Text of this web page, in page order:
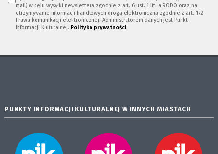
mail) w celu wysyłki newslettera zgodnie z art. 6 ust. 1 lit. a RODO oraz na
otrzymywanie informacji handlowych drogą elektroniczną zgodnie z art. 172
Prawa komunikacji elektronicznej. Administratorem danych jest Punkt
Informacji Kulturalnej. Polityka prywatności.
PUNKTY INFORMACJI KULTURALNEJ W INNYCH MIASTACH